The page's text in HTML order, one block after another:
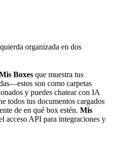
organizada en dos
Boxes que muestra tus
son como carpetas
y puedes chatear con IA
todos tus documentos cargados
de en qué box estén. Mis
acceso API para integraciones y